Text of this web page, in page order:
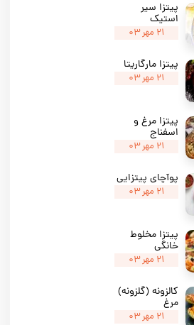
پیتزا سیر
استیک
۲۱ مهر ۰۳
پیتزا مارگاریتا
۲۱ مهر ۰۳
پیتزا مرغ و
اسفناج
۲۱ مهر ۰۳
پوآچای پیتزایی
۲۱ مهر ۰۳
پیتزا مخلوط
خانگی
۲۱ مهر ۰۳
کالزونه (گلزونه)
مرغ
۲۱ مهر ۰۳